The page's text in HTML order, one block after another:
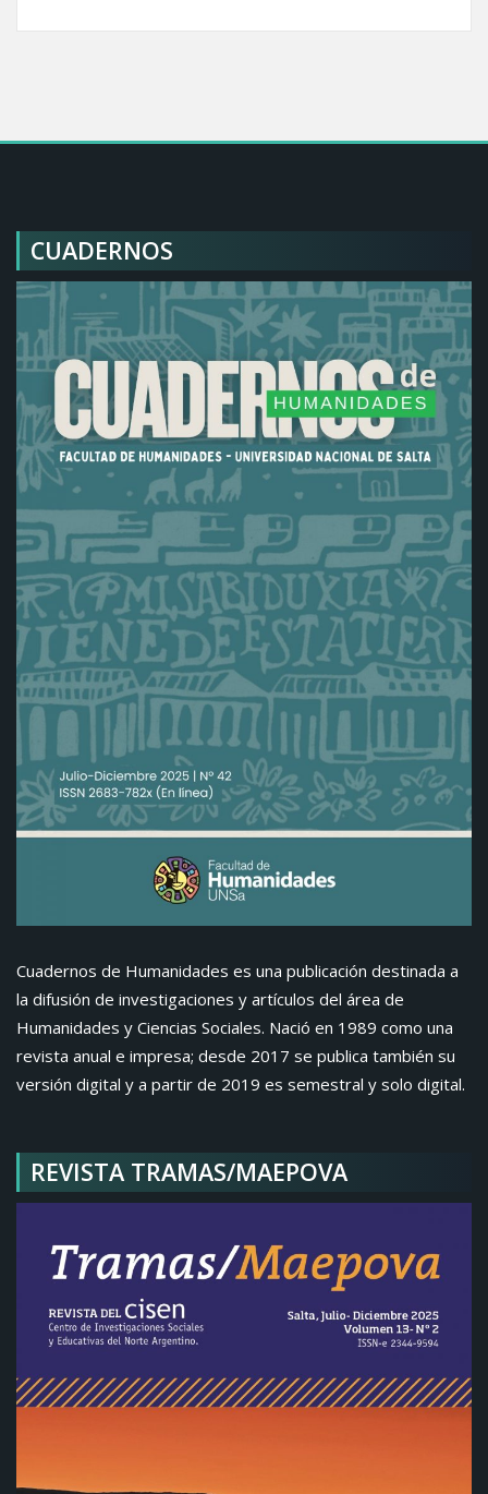
CUADERNOS
Cuadernos de Humanidades es una publicación destinada a
la difusión de investigaciones y artículos del área de
Humanidades y Ciencias Sociales. Nació en 1989 como una
revista anual e impresa; desde 2017 se publica también su
versión digital y a partir de 2019 es semestral y solo digital.
REVISTA TRAMAS/MAEPOVA